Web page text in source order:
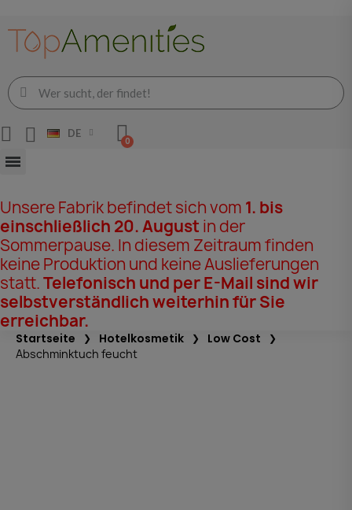
DE
Unsere Fabrik befindet sich vom 1. bis
einschließlich 20. August in der
Sommerpause. In diesem Zeitraum finden
keine Produktion und keine Auslieferungen
statt.Telefonisch und per E-Mail sind wir
selbstverständlich weiterhin für Sie
erreichbar.
Startseite Hotelkosmetik Low Cost
Abschminktuch feucht